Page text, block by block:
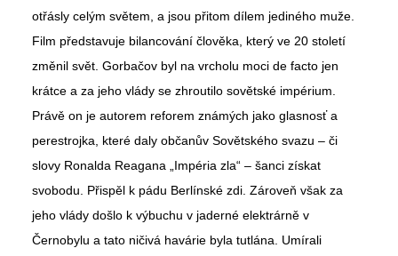
otřásly celým světem, a jsou přitom dílem jediného muže.
Film představuje bilancování člověka, který ve 20 století
změnil svět. Gorbačov byl na vrcholu moci de facto jen
krátce a za jeho vlády se zhroutilo sovětské impérium.
Právě on je autorem reforem známých jako glasnosť a
perestrojka, které daly občanův Sovětského svazu – či
slovy Ronalda Reagana „Impéria zla“ – šanci získat
svobodu. Přispěl k pádu Berlínské zdi. Zároveň však za
jeho vlády došlo k výbuchu v jaderné elektrárně v
Černobylu a tato ničivá havárie byla tutlána. Umírali